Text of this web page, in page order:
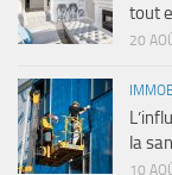
tout
20
la
10